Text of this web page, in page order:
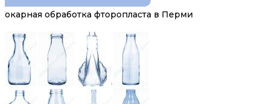
Токарная обработка фторопласта в Перми